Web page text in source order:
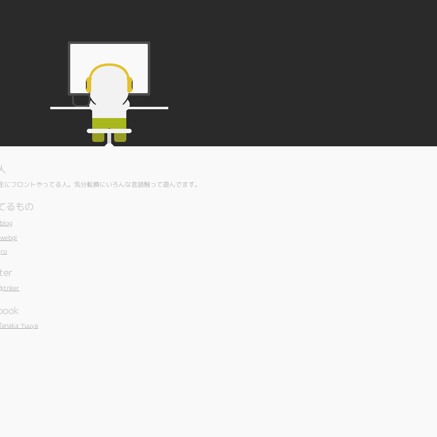
にフロントやってる人。気分転換にいろんな言語触って遊んでます。
るもの
blog
webgl
ro
Yuuya